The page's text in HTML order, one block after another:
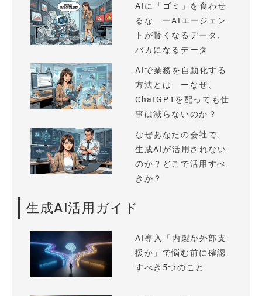
AIに「ゴミ」を食わせ
るな ーAIエージェン
トが賢くなるデータ、
バカになるデータ
AIで業務を自動化する
方法とは ーなぜ、
ChatGPTを配っても仕
事は減らないのか？
なぜあなたの会社で、
生成AIが活用されない
のか？どこで活用すべ
きか？
生成AI活用ガイド
AI導入「内製か外部支
援か」で悩む前に確認
すべき5つのこと